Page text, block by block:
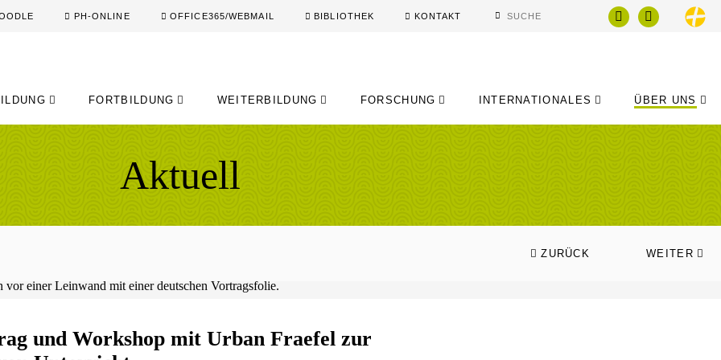
PH-ONLINE OFFICE365/WEBMAIL BIBLIOTHEK KONTAKT
FORTBILDUNG WEITERBILDUNG FORSCHUNG INTERNATIONALES ÜBER UNS
Aktuell
ZURÜCK WEITER
und Workshop mit Urban Fraefel zur